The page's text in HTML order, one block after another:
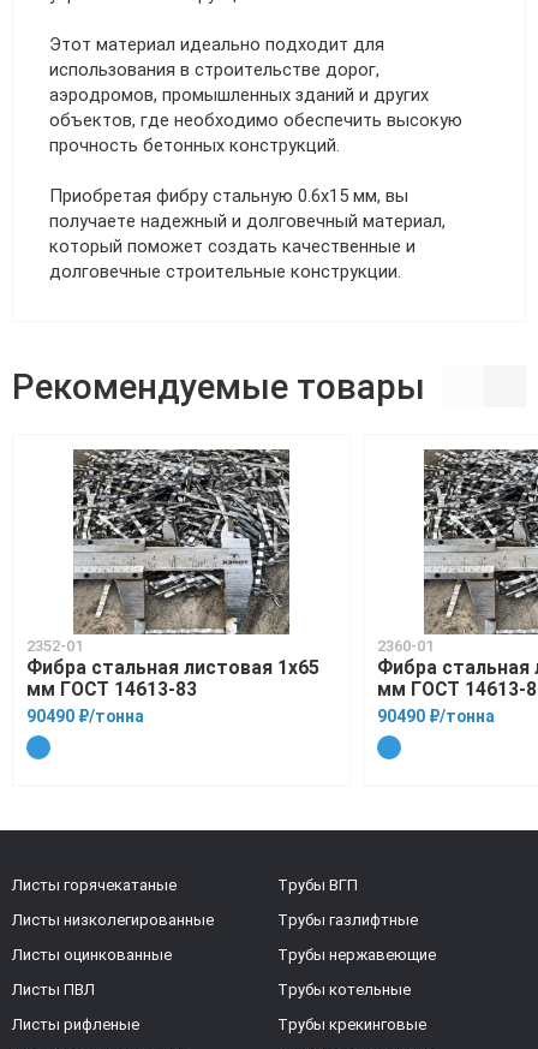
Этот материал идеально подходит для
использования в строительстве дорог,
аэродромов, промышленных зданий и других
объектов, где необходимо обеспечить высокую
прочность бетонных конструкций.
Приобретая фибру стальную 0.6х15 мм, вы
получаете надежный и долговечный материал,
который поможет создать качественные и
долговечные строительные конструкции.
Рекомендуемые товары
2352-01
Фибра стальная листовая 1х65
мм ГОСТ 14613-83
90490 ₽/тонна
2360-01
Фибра стальная
мм ГОСТ 14613-
90490 ₽/тонна
Листы горячекатаные
Листы низколегированные
Листы оцинкованные
Листы ПВЛ
Листы рифленые
Трубы ВГП
Трубы газлифтные
Трубы нержавеющие
Трубы котельные
Трубы крекинговые